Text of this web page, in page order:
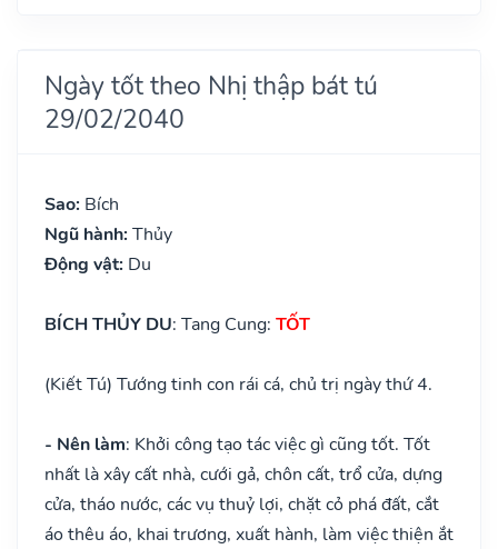
Ngày tốt theo Nhị thập bát tú
29/02/2040
Sao: Bích
Ngũ hành: Thủy
Động vật: Du
BÍCH THỦY DU: Tang Cung: TỐT
(Kiết Tú) Tướng tinh con rái cá, chủ trị ngày thứ 4.
- Nên làm: Khởi công tạo tác việc gì cũng tốt. Tốt
nhất là xây cất nhà, cưới gả, chôn cất, trổ cửa, dựng
cửa, tháo nước, các vụ thuỷ lợi, chặt cỏ phá đất, cắt
áo thêu áo, khai trương, xuất hành, làm việc thiện ắt